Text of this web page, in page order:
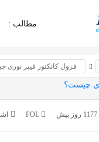
مطالب :‌ ‌‌
فرول کانکتور فیبر نوری